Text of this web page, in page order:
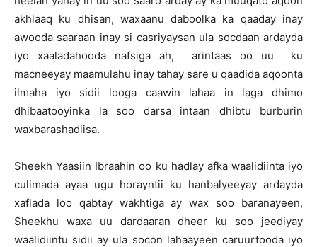
akhlaaq ku dhisan, waxaanu daboolka ka qaaday inay
awooda saaraan inay si casriyaysan ula socdaan ardayda
iyo xaaladahooda nafsiga ah, arintaas oo uu ku
macneeyay maamulahu inay tahay sare u qaadida aqoonta
ilmaha iyo sidii looga caawin lahaa in laga dhimo
dhibaatooyinka la soo darsa intaan dhibtu burburin
waxbarashadiisa.
Sheekh Yaasiin Ibraahin oo ku hadlay afka waalidiinta iyo
culimada ayaa ugu horayntii ku hanbalyeeyay ardayda
xaflada loo qabtay wakhtiga ay wax soo baranayeen,
Sheekhu waxa uu dardaaran dheer ku soo jeediyay
waalidiintu sidii ay ula socon lahaayeen caruurtooda iyo